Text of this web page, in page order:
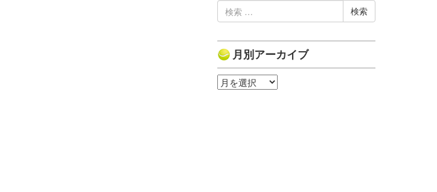
検
索:
月別アーカイブ
月